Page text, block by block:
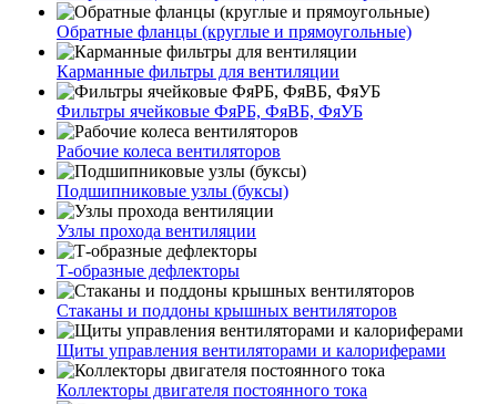
Обратные фланцы (круглые и прямоугольные)
Карманные фильтры для вентиляции
Фильтры ячейковые ФяРБ, ФяВБ, ФяУБ
Рабочие колеса вентиляторов
Подшипниковые узлы (буксы)
Узлы прохода вентиляции
Т-образные дефлекторы
Стаканы и поддоны крышных вентиляторов
Щиты управления вентиляторами и калориферами
Коллекторы двигателя постоянного тока